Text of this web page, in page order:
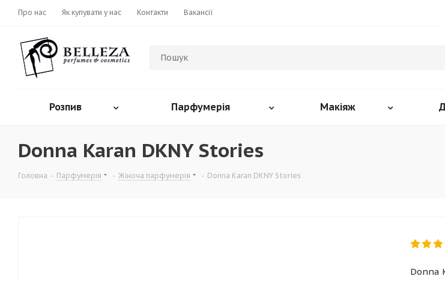
Про нас Як купувати у нас Контакти Вакансії
Розпив Парфумерія Макіяж
Donna Karan DKNY Stories
Головна - Парфумерія - Жіноча парфумерія - Donna Karan DKNY Stories
Donna